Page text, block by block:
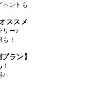
ベントも
ススメ
リー♪
！
ラン】
♪